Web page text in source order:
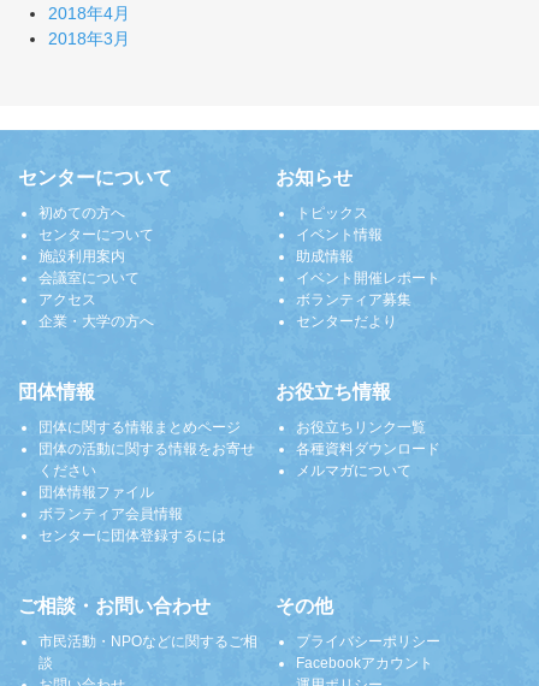
2018年4月
2018年3月
センターについて
初めての方へ
センターについて
施設利用案内
会議室について
アクセス
企業・大学の方へ
お知らせ
トピックス
イベント情報
助成情報
イベント開催レポート
ボランティア募集
センターだより
団体情報
団体に関する情報まとめページ
団体の活動に関する情報をお寄せ
ください
団体情報ファイル
ボランティア会員情報
センターに団体登録するには
お役立ち情報
お役立ちリンク一覧
各種資料ダウンロード
メルマガについて
ご相談・お問い合わせ
市民活動・NPOなどに関するご相
談
その他
プライバシーポリシー
Facebookアカウント